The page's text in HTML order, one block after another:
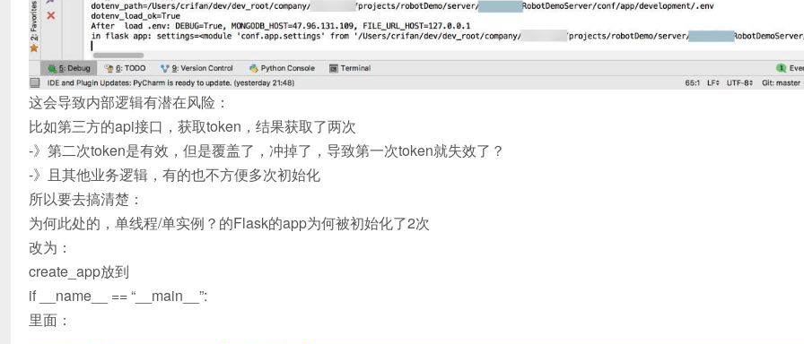
这会导致内部逻辑有潜在风险：
比如第三方的api接口，获取token，结果获取了两次
-》第二次token是有效，但是覆盖了，冲掉了，导致第一次token就失效了？
-》且其他业务逻辑，有的也不方便多次初始化
所以要去搞清楚：
为何此处的，单线程/单实例？的Flask的app为何被初始化了2次
改为：
create_app放到
if __name__ == “__main__”:
里面：